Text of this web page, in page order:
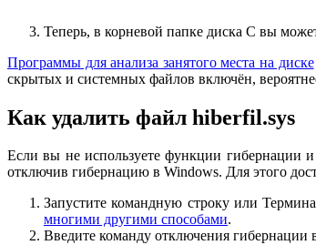
Теперь, в корневой папке диска C вы
Программы для анализа занятого места на диске
скрытых и системных файлов включён,
Как удалить файл hiberfil.sys
Если вы не используете функции гибернации
отключив гибернацию в Windows. Для этого
Запустите командную строку или
многими другими способами.
Введите команду отключения